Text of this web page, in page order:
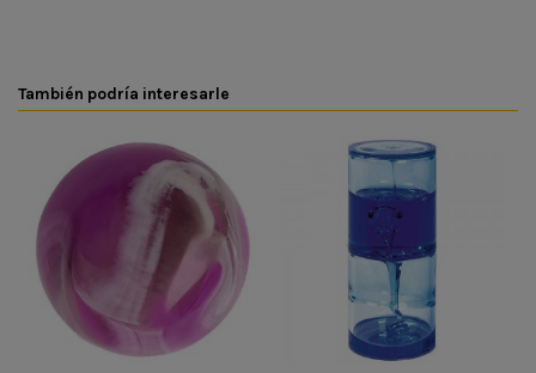
También podría interesarle